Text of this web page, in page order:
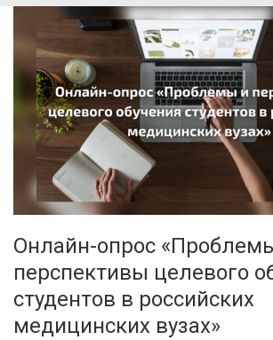
Онлайн-опрос
перспективы целевого
студентов в российских
медицинских вузах»